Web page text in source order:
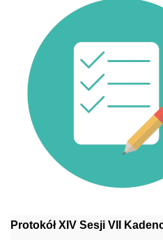
Protokół XIV Sesji VII